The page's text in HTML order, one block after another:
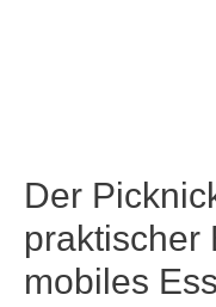
Der
praktischer
mobiles